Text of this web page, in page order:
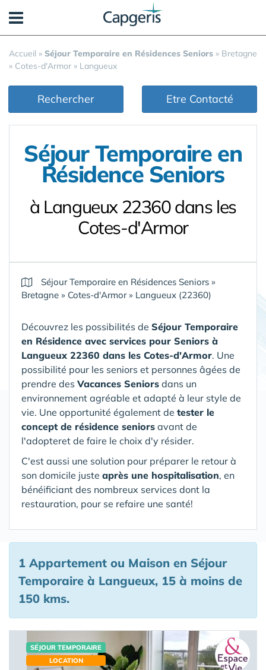
Accueil » Séjour Temporaire en Résidences Seniors » Bretagne
» Cotes-d'Armor » Langueux
Rechercher Etre Contacté
Séjour Temporaire en
Résidence Seniors
à Langueux 22360 dans les
Cotes-d'Armor
Séjour Temporaire en Résidences Seniors »
Bretagne » Cotes-d'Armor» Langueux (22360)
Découvrez les possibilités de Séjour Temporaire
en Résidence avec services pour Seniors à
Langueux 22360 dans les Cotes-d'Armor. Une
possibilité pour les seniors et personnes âgées de
prendre des Vacances Seniors dans un
environnement agréable et adapté à leur style de
vie. Une opportunité également de tester le
concept de résidence seniors avant de
l'adopteret de faire le choix d'y résider.
C'est aussi une solution pour préparer le retour à
son domicile juste après une hospitalisation, en
bénéificiant des nombreux services dont la
restauration, pour se refaire une santé!
1 Appartement ou Maison en Séjour
Temporaire à Langueux, 15 à moins de
150 kms.
SÉJOUR TEMPORAIRE
LOCATION